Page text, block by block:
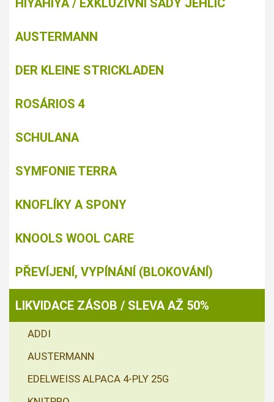
HIYAHIYA / EXKLUZIVNÍ SADY JEHLIC
AUSTERMANN
DER KLEINE STRICKLADEN
ROSÁRIOS 4
SCHULANA
SYMFONIE TERRA
KNOFLÍKY A SPONY
KNOOLS WOOL CARE
PŘEVÍJENÍ, VYPÍNÁNÍ (BLOKOVÁNÍ)
LIKVIDACE ZÁSOB / SLEVA AŽ 50%
ADDI
AUSTERMANN
EDELWEISS ALPACA 4-PLY 25G